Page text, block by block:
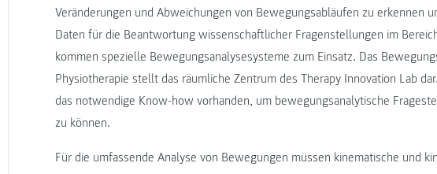
Veränderungen und Abweichungen von Bewegungsabläufen zu erkennen
Daten für die Beantwortung wissenschaftlicher Fragenstellungen im
kommen spezielle Bewegungsanalysesysteme zum Einsatz. Das
Physiotherapie stellt das räumliche Zentrum des Therapy Innovation Lab
das notwendige Know-how vorhanden, um bewegungsanalytische
zu können.
Für die umfassende Analyse von Bewegungen müssen kinematische und